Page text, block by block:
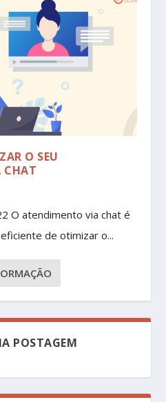
O SEU
CHAT
O atendimento via chat é
de otimizar o...
POSTAGEM